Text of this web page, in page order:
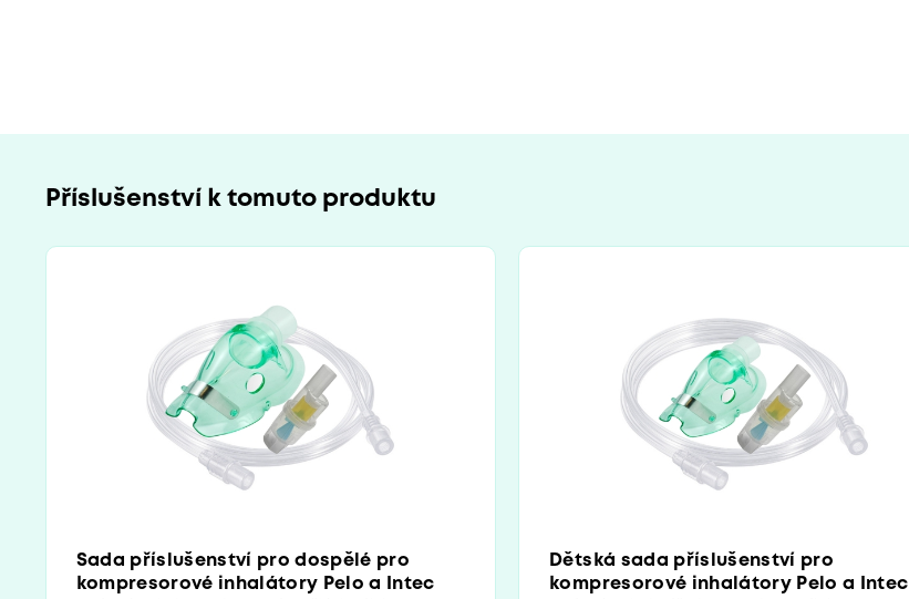
Příslušenství k tomuto produktu
Sada příslušenství pro dospělé pro
kompresorové inhalátory Pelo a Intec
Dětská sada příslušenství pro
kompresorové inhalátory Pelo a Intec